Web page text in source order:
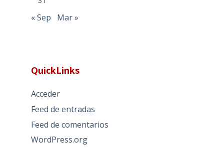
« Sep Mar »
QuickLinks
Acceder
Feed de entradas
Feed de comentarios
WordPress.org